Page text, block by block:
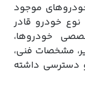
موجود
نوع خودرو قادر
خودروها،
مشخصات فنی،
دسترسی داشته